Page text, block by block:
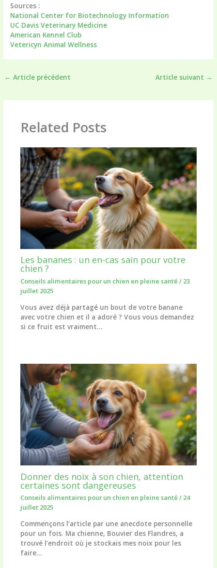
Sources :
National Center for Biotechnology Information
UC Davis Veterinary Medicine
American Kennel Club
Vetericyn Animal Wellness
← Article précédent Article suivant →
Related Posts
Les bananes : un en-cas sain pour votre
chien ?
Conseils alimentaires pour un chien en pleine santé / 23
juillet 2025
Vous avez déjà partagé un bout de votre banane
avec votre chien et il a adoré ? Vous vous demandez
si ce fruit est vraiment…
Donner des noix à son chien, attention
certaines sont dangereuses
Conseils alimentaires pour un chien en pleine santé / 24
juillet 2025
Commençons l’article par une anecdote personnelle
pour un fois. Ma chienne, Bouvier des Flandres, a
trouvé l’endroit où je stockais mes noix pour les
faire…